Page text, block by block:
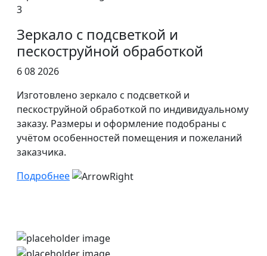
3
Зеркало с подсветкой и
пескоструйной обработкой
6 08 2026
Изготовлено зеркало с подсветкой и
пескоструйной обработкой по индивидуальному
заказу. Размеры и оформление подобраны с
учётом особенностей помещения и пожеланий
заказчика.
Подробнее